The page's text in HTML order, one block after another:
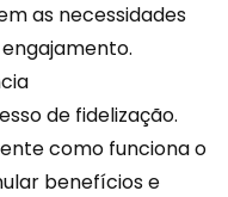
as necessidades
de fidelização.
como funciona o
benefícios e